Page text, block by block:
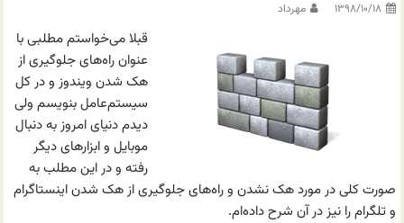
۱۳۹۸/۱۰/۱۸ مهرداد
قبلا می‌خواستم مطلبی با
عنوان راه‌های جلوگیری از
هک شدن ویندوز و در کل
سیستم‌عامل بنویسم ولی
دیدم دنیای امروز به دنبال
موبایل و ابزارهای دیگر
رفته و در این مطلب به
صورت کلی در مورد هک نشدن و راه‌های جلوگیری از هک شدن اینستاگرام
و تلگرام را نیز در آن شرح داده‌ام.